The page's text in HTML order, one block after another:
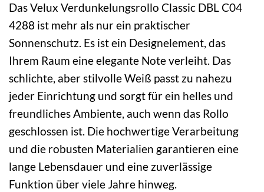
Das Velux Verdunkelungsrollo Classic DBL C04
4288 ist mehr als nur ein praktischer
Sonnenschutz. Es ist ein Designelement, das
Ihrem Raum eine elegante Note verleiht. Das
schlichte, aber stilvolle Weiß passt zu nahezu
jeder Einrichtung und sorgt für ein helles und
freundliches Ambiente, auch wenn das Rollo
geschlossen ist. Die hochwertige Verarbeitung
und die robusten Materialien garantieren eine
lange Lebensdauer und eine zuverlässige
Funktion über viele Jahre hinweg.